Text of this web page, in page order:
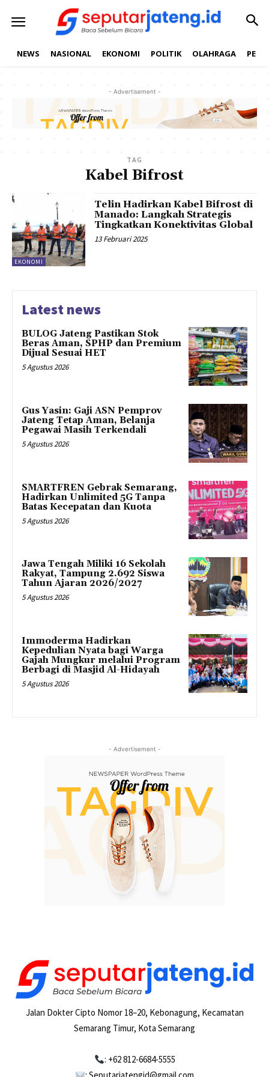
NEWS NASIONAL EKONOMI POLITIK OLAHRAGA
- Advertisement -
TAG
Kabel Bifrost
EKONOMI
Telin Hadirkan Kabel Bifrost di
Manado: Langkah Strategis
Tingkatkan Konektivitas Global
13 Februari 2025
Latest news
BULOG Jateng Pastikan Stok
Beras Aman, SPHP dan Premium
Dijual Sesuai HET
5 Agustus 2026
Gus Yasin: Gaji ASN Pemprov
Jateng Tetap Aman, Belanja
Pegawai Masih Terkendali
5 Agustus 2026
SMARTFREN Gebrak Semarang,
Hadirkan Unlimited 5G Tanpa
Batas Kecepatan dan Kuota
5 Agustus 2026
Jawa Tengah Miliki 16 Sekolah
Rakyat, Tampung 2.692 Siswa
Tahun Ajaran 2026/2027
5 Agustus 2026
Immoderma Hadirkan
Kepedulian Nyata bagi Warga
Gajah Mungkur melalui Program
Berbagi di Masjid Al-Hidayah
5 Agustus 2026
- Advertisement -
Jalan Dokter Cipto Nomor 18–20, Kebonagung, Kecamatan
Semarang Timur, Kota Semarang
: +62 812-6684-5555